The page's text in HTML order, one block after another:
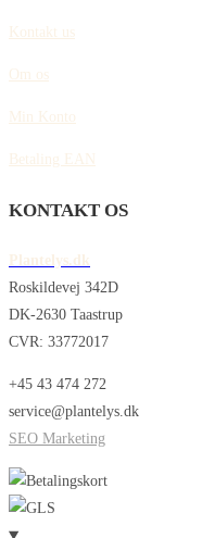
Kontakt us
Om os
Min Konto
Betaling EAN
KONTAKT OS
Plantelys.dk
Roskildevej 342D
DK-2630 Taastrup
CVR: 33772017
+45 43 474 272
service@plantelys.dk
SEO Marketing